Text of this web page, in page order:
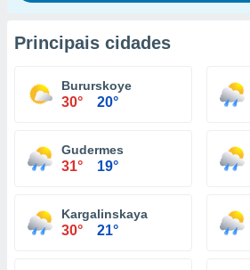
Principais cidades
Bururskoye
30° 20°
Gudermes
31° 19°
Kargalinskaya
30° 21°